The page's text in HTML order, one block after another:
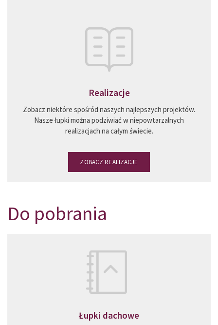
Realizacje
Zobacz niektóre spośród naszych najlepszych projektów.
Nasze łupki można podziwiać w niepowtarzalnych
realizacjach na całym świecie.
ZOBACZ REALIZACJE
Do pobrania
Łupki dachowe